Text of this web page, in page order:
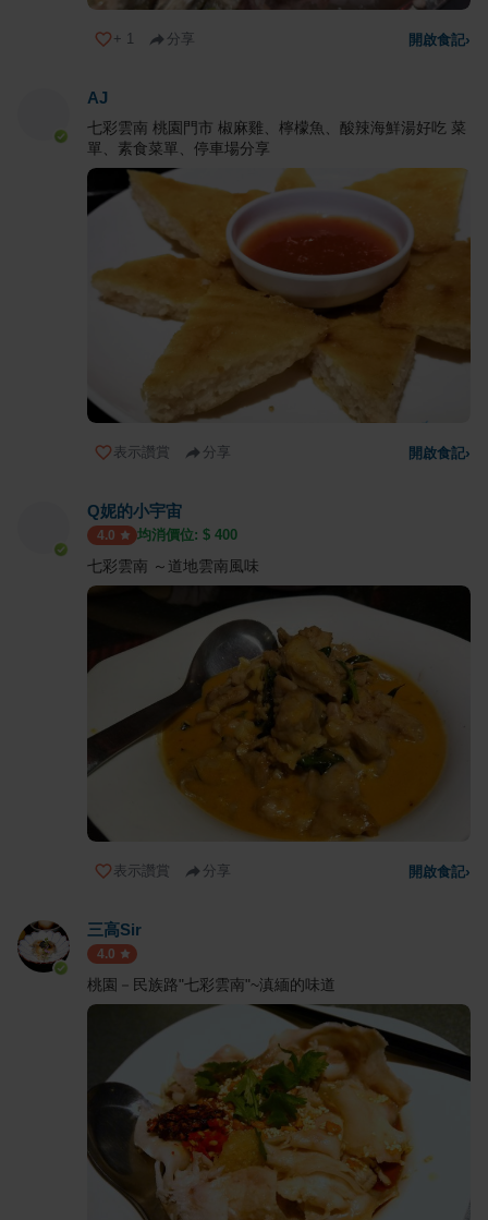
+ 1 分享 開啟食記›
AJ
七彩雲南 桃園門市 椒麻雞、檸檬魚、酸辣海鮮湯好吃 菜
單、素食菜單、停車場分享
表示讚賞 分享 開啟食記›
Q妮的小宇宙
4.0 均消價位: $ 400
七彩雲南 ～道地雲南風味
表示讚賞 分享 開啟食記›
三高Sir
4.0
桃園－民族路"七彩雲南"~滇緬的味道